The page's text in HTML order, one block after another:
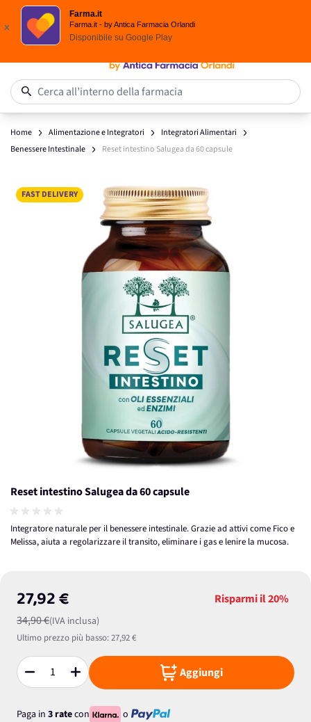
Spedizione
x
Farma.it
Farma.it - by Antica Farmacia Orlandi
Disponibile su Google Play
Salta al contenuto
Cerca all’interno della farmacia
Home Alimentazione e Integratori
Integratori Alimentari
Benessere Intestinale
Reset intestino Salugea da 60 capsule
FAST DELIVERY
Main image
Click to view image in fullscreen
Reset intestino Salugea da 60 capsule
Integratore naturale per il benessere intestinale. Grazie ad attivi come Fico e
Melissa, aiuta a regolarizzare il transito, eliminare i gas e lenire la mucosa.
27,92 €
34,90 €(IVA inclusa)
Risparmi il20%
Ultimo prezzo più basso:27,92 €
Quantità Aggiungi
Paga in 3 ratecon
o